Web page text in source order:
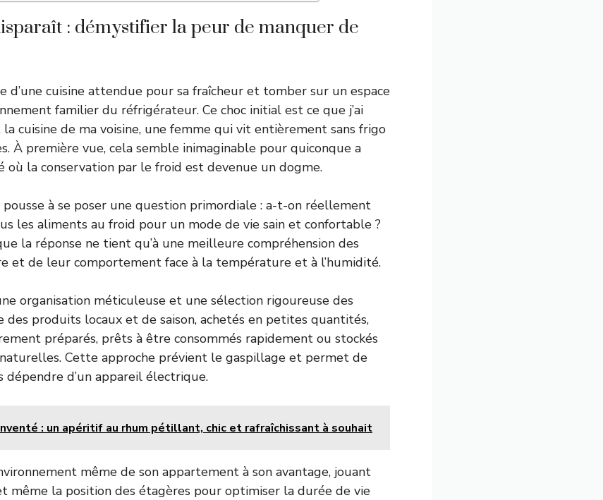
: démystifier la peur de manquer de
d’une cuisine attendue pour sa fraîcheur et tomber sur un espace
familier du réfrigérateur. Ce choc initial est ce que j’ai
cuisine de ma voisine, une femme qui vit entièrement sans frigo
À première vue, cela semble inimaginable pour quiconque a
où la conservation par le froid est devenue un dogme.
à se poser une question primordiale : a-t-on réellement
les aliments au froid pour un mode de vie sain et confortable ?
la réponse ne tient qu’à une meilleure compréhension des
et de leur comportement face à la température et à l’humidité.
organisation méticuleuse et une sélection rigoureuse des
produits locaux et de saison, achetés en petites quantités,
préparés, prêts à être consommés rapidement ou stockés
Cette approche prévient le gaspillage et permet de
dépendre d’un appareil électrique.
: un apéritif au rhum pétillant, chic et rafraîchissant à souhait
même de son appartement à son avantage, jouant
même la position des étagères pour optimiser la durée de vie